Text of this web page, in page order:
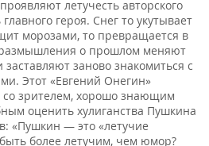
летучесть авторского
героя. Снег то укутывает
морозами, то превращается в
о прошлом меняют
заново знакомиться с
Этот «Евгений Онегин»
со зрителем, хорошо знающим
оценить хулиганства Пушкина
«Пушкин — это «летучие
более летучим, чем юмор?